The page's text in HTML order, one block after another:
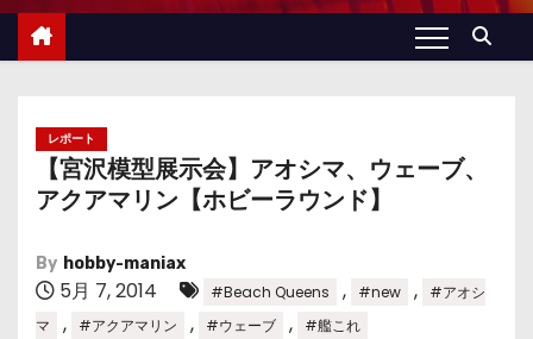
レポート
【宮沢模型展示会】アオシマ、ウェーブ、
アクアマリン【ホビーラウンド】
By hobby-maniax
5月 7, 2014 #Beach Queens , #new ,
#アオシ
マ
, #アクアマリン , #ウェーブ , #艦これ